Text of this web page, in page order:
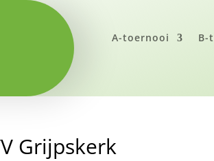
A-toernooi B-
Grijpskerk